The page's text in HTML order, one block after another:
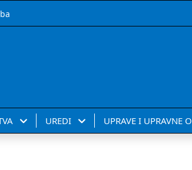
UREDI UPRAVE I UPRAVNE